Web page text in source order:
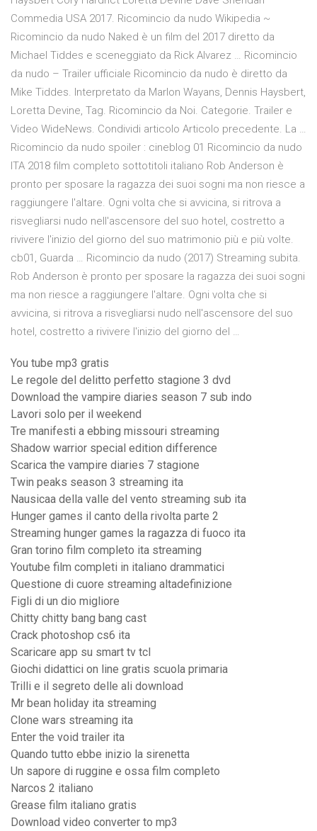
Commedia USA 2017. Ricomincio da nudo Wikipedia ~
Ricomincio da nudo Naked è un film del 2017 diretto da
Michael Tiddes e sceneggiato da Rick Alvarez … Ricomincio
da nudo – Trailer ufficiale Ricomincio da nudo è diretto da
Mike Tiddes. Interpretato da Marlon Wayans, Dennis Haysbert,
Loretta Devine, Tag. Ricomincio da Noi. Categorie. Trailer e
Video WideNews. Condividi articolo Articolo precedente. La …
Ricomincio da nudo spoiler : cineblog 01 Ricomincio da nudo
ITA 2018 film completo sottotitoli italiano Rob Anderson è
pronto per sposare la ragazza dei suoi sogni ma non riesce a
raggiungere l'altare. Ogni volta che si avvicina, si ritrova a
risvegliarsi nudo nell'ascensore del suo hotel, costretto a
rivivere l'inizio del giorno del suo matrimonio più e più volte.
cb01, Guarda … Ricomincio da nudo (2017) Streaming subita.
Rob Anderson è pronto per sposare la ragazza dei suoi sogni
ma non riesce a raggiungere l'altare. Ogni volta che si
avvicina, si ritrova a risvegliarsi nudo nell'ascensore del suo
hotel, costretto a rivivere l'inizio del giorno del …
You tube mp3 gratis
Le regole del delitto perfetto stagione 3 dvd
Download the vampire diaries season 7 sub indo
Lavori solo per il weekend
Tre manifesti a ebbing missouri streaming
Shadow warrior special edition difference
Scarica the vampire diaries 7 stagione
Twin peaks season 3 streaming ita
Nausicaa della valle del vento streaming sub ita
Hunger games il canto della rivolta parte 2
Streaming hunger games la ragazza di fuoco ita
Gran torino film completo ita streaming
Youtube film completi in italiano drammatici
Questione di cuore streaming altadefinizione
Figli di un dio migliore
Chitty chitty bang bang cast
Crack photoshop cs6 ita
Scaricare app su smart tv tcl
Giochi didattici on line gratis scuola primaria
Trilli e il segreto delle ali download
Mr bean holiday ita streaming
Clone wars streaming ita
Enter the void trailer ita
Quando tutto ebbe inizio la sirenetta
Un sapore di ruggine e ossa film completo
Narcos 2 italiano
Grease film italiano gratis
Download video converter to mp3